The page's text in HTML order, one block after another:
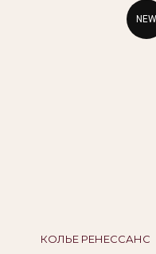
NEW
КОЛЬЕ РЕНЕССАНС
Гарантия